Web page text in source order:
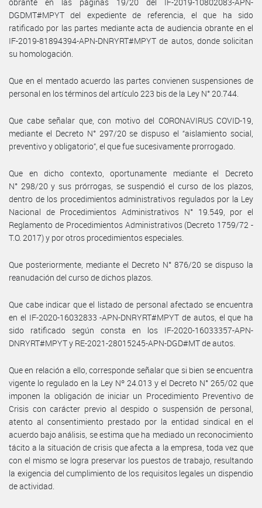
DGDMT#MPYT del expediente de referencia, el que ha sido
ratificado por las partes mediante acta de audiencia obrante en el
IF-2019-81894394-APN-DNRYRT#MPYT de autos, donde solicitan
su homologación.
Que en el mentado acuerdo las partes convienen suspensiones de
personal en los términos del artículo 223 bis de la Ley N° 20.744.
Que cabe señalar que, con motivo del CORONAVIRUS COVID-19,
mediante el Decreto N° 297/20 se dispuso el “aislamiento social,
preventivo y obligatorio”, el que fue sucesivamente prorrogado.
Que en dicho contexto, oportunamente mediante el Decreto
N° 298/20 y sus prórrogas, se suspendió el curso de los plazos,
dentro de los procedimientos administrativos regulados por la Ley
Nacional de Procedimientos Administrativos N° 19.549, por el
Reglamento de Procedimientos Administrativos (Decreto 1759/72 -
T.O. 2017) y por otros procedimientos especiales.
Que posteriormente, mediante el Decreto N° 876/20 se dispuso la
reanudación del curso de dichos plazos.
Que cabe indicar que el listado de personal afectado se encuentra
en el IF-2020-16032833 -APN-DNRYRT#MPYT de autos, el que ha
sido ratificado según consta en los IF-2020-16033357-APN-
DNRYRT#MPYT y RE-2021-28015245-APN-DGD#MT de autos.
Que en relación a ello, corresponde señalar que si bien se encuentra
vigente lo regulado en la Ley Nº 24.013 y el Decreto N° 265/02 que
imponen la obligación de iniciar un Procedimiento Preventivo de
Crisis con carácter previo al despido o suspensión de personal,
atento al consentimiento prestado por la entidad sindical en el
acuerdo bajo análisis, se estima que ha mediado un reconocimiento
tácito a la situación de crisis que afecta a la empresa, toda vez que
con el mismo se logra preservar los puestos de trabajo, resultando
la exigencia del cumplimiento de los requisitos legales un dispendio
de actividad.